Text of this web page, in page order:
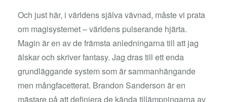
Och just här, i världens själva vävnad, måste vi prata
om magisystemet – världens pulserande hjärta.
Magin är en av de främsta anledningarna till att jag
älskar och skriver fantasy. Jag dras till ett enda
grundläggande system som är sammanhängande
men mångfacetterat. Brandon Sanderson är en
mästare på att definiera de kända tillämpningarna av